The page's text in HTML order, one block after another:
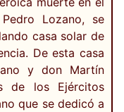
Lozano, se
casa solar de
De esta casa
y don Martín
de los Ejércitos
que se dedicó a